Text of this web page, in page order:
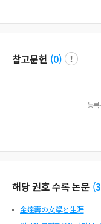
참고문헌 (0)
등
해당 권호 수록 논문 (
金達壽の文學と生涯